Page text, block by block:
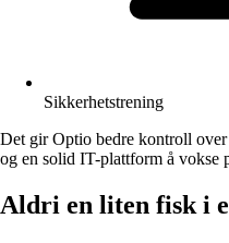
Sikkerhetstrening
Det gir Optio bedre kontroll over
og en solid IT-plattform å vokse
Aldri en liten fisk i